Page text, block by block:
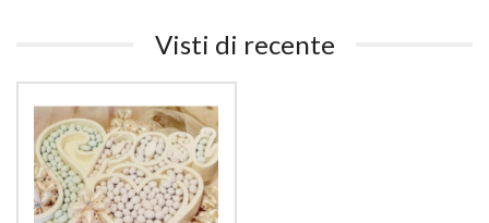
Visti di recente